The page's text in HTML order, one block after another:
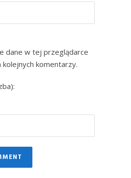
dane w tej przeglądarce
kolejnych komentarzy.